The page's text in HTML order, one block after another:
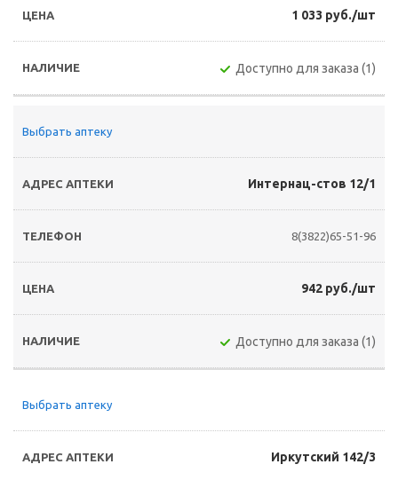
1 033 руб./шт
Доступно для заказа (1)
Выбрать аптеку
Интернац-стов 12/1
8(3822)65-51-96
942 руб./шт
Доступно для заказа (1)
Выбрать аптеку
Иркутский 142/3